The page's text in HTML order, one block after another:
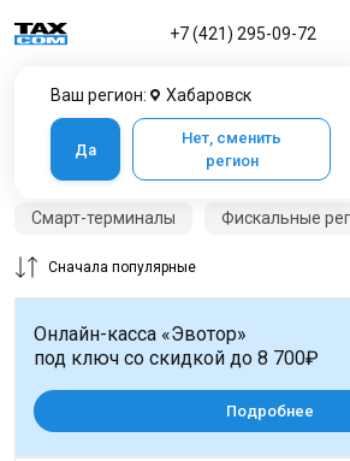
Ваш регион: Хабаровск
Да
Нет, сменить
регион
+7 (421) 295-09-72
Онлайн-кассы в
Смарт-терминалы Фискальные
Сначала популярные
Онлайн-касса «Эвотор»
под ключ со скидкой до 8 700₽
Подробнее